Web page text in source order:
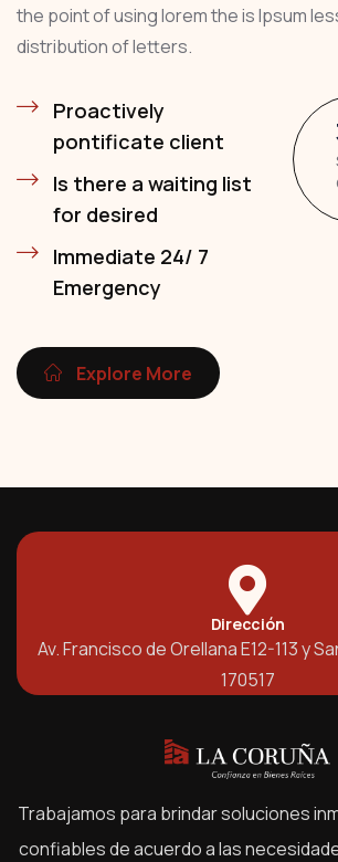
the point of using lorem the is Ipsum
distribution of letters.
Proactively
pontificate client
Is there a waiting list
for desired
Immediate 24/ 7
Emergency
Explore More
Dirección
Av. Francisco de Orellana E12-113 y
170517
Trabajamos para brindar soluciones
confiables de acuerdo a las